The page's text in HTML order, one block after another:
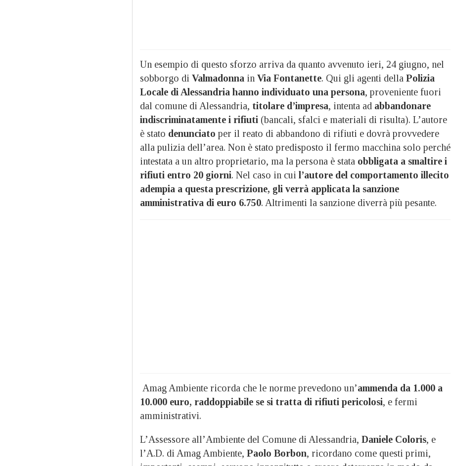
Un esempio di questo sforzo arriva da quanto avvenuto ieri, 24 giugno, nel
sobborgo di Valmadonna in Via Fontanette. Qui gli agenti della Polizia
Locale di Alessandria hanno individuato una persona, proveniente fuori
dal comune di Alessandria, titolare d’impresa, intenta ad abbandonare
indiscriminatamente i rifiuti (bancali, sfalci e materiali di risulta). L’autore
è stato denunciato per il reato di abbandono di rifiuti e dovrà provvedere
alla pulizia dell’area. Non è stato predisposto il fermo macchina solo perché
intestata a un altro proprietario, ma la persona è stata obbligata a smaltire i
rifiuti entro 20 giorni. Nel caso in cui l’autore del comportamento illecito
adempia a questa prescrizione, gli verrà applicata la sanzione
amministrativa di euro 6.750. Altrimenti la sanzione diverrà più pesante.
Amag Ambiente ricorda che le norme prevedono un’ammenda da 1.000 a
10.000 euro, raddoppiabile se si tratta di rifiuti pericolosi, e fermi
amministrativi.
L’Assessore all’Ambiente del Comune di Alessandria, Daniele Coloris, e
l’A.D. di Amag Ambiente, Paolo Borbon, ricordano come questi primi,